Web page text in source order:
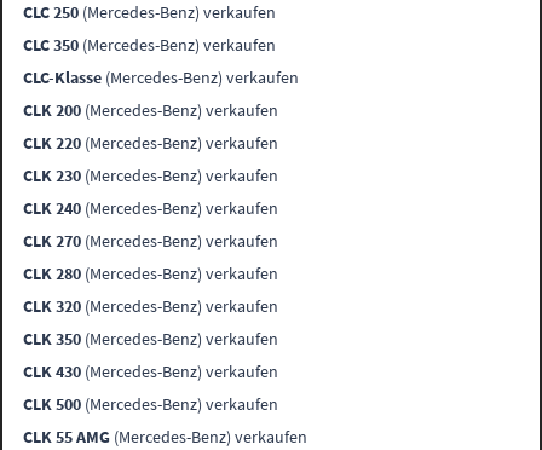
CLC 250 (Mercedes-Benz) verkaufen
CLC 350 (Mercedes-Benz) verkaufen
CLC-Klasse (Mercedes-Benz) verkaufen
CLK 200 (Mercedes-Benz) verkaufen
CLK 220 (Mercedes-Benz) verkaufen
CLK 230 (Mercedes-Benz) verkaufen
CLK 240 (Mercedes-Benz) verkaufen
CLK 270 (Mercedes-Benz) verkaufen
CLK 280 (Mercedes-Benz) verkaufen
CLK 320 (Mercedes-Benz) verkaufen
CLK 350 (Mercedes-Benz) verkaufen
CLK 430 (Mercedes-Benz) verkaufen
CLK 500 (Mercedes-Benz) verkaufen
CLK 55 AMG (Mercedes-Benz) verkaufen